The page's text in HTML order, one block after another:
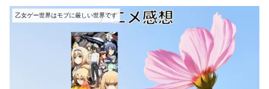
乙女ゲー世界はモブに厳しい世界です